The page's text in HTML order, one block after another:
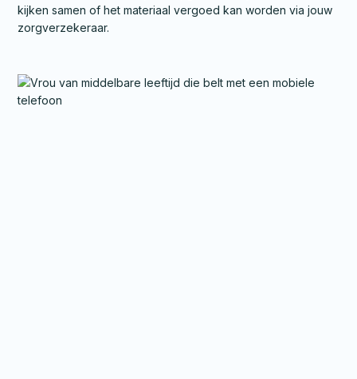
kijken samen of het materiaal vergoed kan worden via jouw
zorgverzekeraar.